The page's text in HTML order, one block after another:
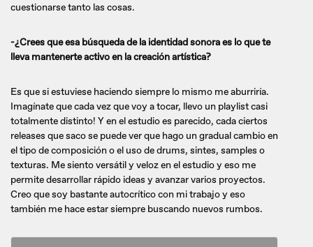
cuestionarse tanto las cosas.
-¿Crees que esa búsqueda de la identidad sonora es lo que te
lleva mantenerte activo en la creación artística?
Es que si estuviese haciendo siempre lo mismo me aburriría.
Imagínate que cada vez que voy a tocar, llevo un playlist casi
totalmente distinto! Y en el estudio es parecido, cada ciertos
releases que saco se puede ver que hago un gradual cambio en
el tipo de composición o el uso de drums, sintes, samples o
texturas. Me siento versátil y veloz en el estudio y eso me
permite desarrollar rápido ideas y avanzar varios proyectos.
Creo que soy bastante autocrítico con mi trabajo y eso
también me hace estar siempre buscando nuevos rumbos.